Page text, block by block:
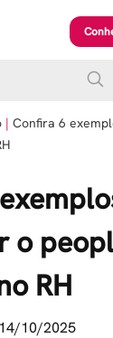
Confira 6
o
RH
14/10/2025